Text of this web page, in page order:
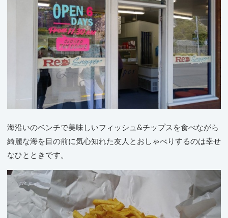
海沿いのベンチで美味しいフィッシュ&チップスを食べながら
綺麗な海を目の前に気心知れた友人とおしゃべりするのは幸せ
なひとときです。